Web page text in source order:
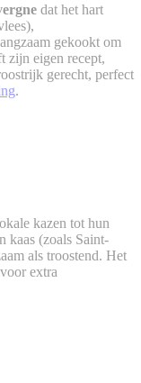
dat het hart
gekookt om
zijn eigen recept,
gerecht, perfect
.
kazen tot hun
kaas (zoals Saint-
als troostend. Het
extra